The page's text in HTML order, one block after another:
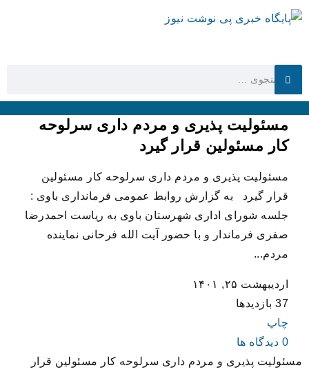
مسئولیت پذیری و مردم داری سرلوحه
کار مسئولین قرار گیرد
مسئولیت پذیری و مردم داری سرلوحه کار مسئولین
قرار گیرد به گزارش روابط عمومی فرمانداری باوی :
جلسه شورای اداری شهرستان باوی به ریاست احمدرضا
صفری فرماندار و با حضور آیت الله فرحانی نماینده
مردم...
اردیبهشت ۲۵, ۱۴۰۱
37 بازدیدها
چاپ
0 دیدگاه ها
مسئولیت پذیری و مردم داری سرلوحه کار مسئولین قرار